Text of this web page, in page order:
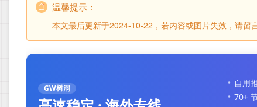
温馨提示：
本文最后更新于2024-10-22，若内容或图片失效，请留
GW树洞 自用
70+